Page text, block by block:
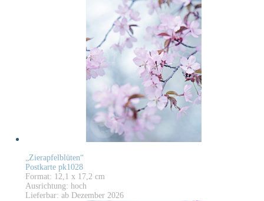
„Zierapfelblüten“
Postkarte pk1028
Format: 12,1 x 17,2 cm
Ausrichtung: hoch
Lieferbar: ab Dezember 2026